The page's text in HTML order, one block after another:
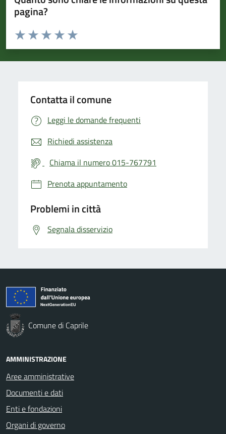
pagina?
Valuta da 1 a 5 stelle la pagina
Valuta 5 stelle su 5
Valuta 4 stelle su 5
Valuta 3 stelle su 5
Valuta 2 stelle su 5
Valuta 1 stelle su 5
Contatta il comune
Leggi le domande frequenti
Richiedi assistenza
Chiama il numero 015-767791
Prenota appuntamento
Problemi in città
Segnala disservizio
Comune di Caprile
AMMINISTRAZIONE
Aree amministrative
Documenti e dati
Enti e fondazioni
Organi di governo